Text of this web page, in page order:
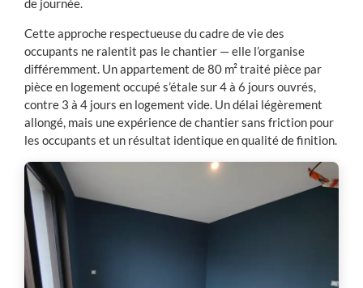
de journée.
Cette approche respectueuse du cadre de vie des
occupants ne ralentit pas le chantier — elle l’organise
différemment. Un appartement de 80 m² traité pièce par
pièce en logement occupé s’étale sur 4 à 6 jours ouvrés,
contre 3 à 4 jours en logement vide. Un délai légèrement
allongé, mais une expérience de chantier sans friction pour
les occupants et un résultat identique en qualité de finition.